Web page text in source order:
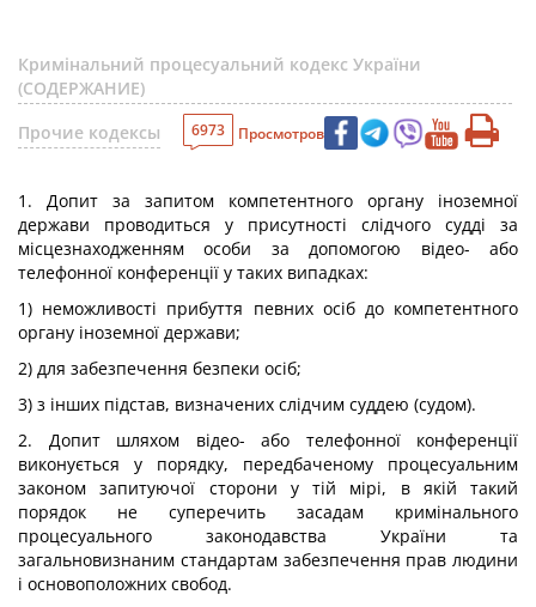
Кримінальний процесуальний кодекс України
(СОДЕРЖАНИЕ)
Прочие кодексы
6973 Просмотров
1. Допит за запитом компетентного органу іноземної
держави проводиться у присутності слідчого судді за
місцезнаходженням особи за допомогою відео- або
телефонної конференції у таких випадках:
1) неможливості прибуття певних осіб до компетентного
органу іноземної держави;
2) для забезпечення безпеки осіб;
3) з інших підстав, визначених слідчим суддею (судом).
2. Допит шляхом відео- або телефонної конференції
виконується у порядку, передбаченому процесуальним
законом запитуючої сторони у тій мірі, в якій такий
порядок не суперечить засадам кримінального
процесуального законодавства України та
загальновизнаним стандартам забезпечення прав людини
і основоположних свобод.